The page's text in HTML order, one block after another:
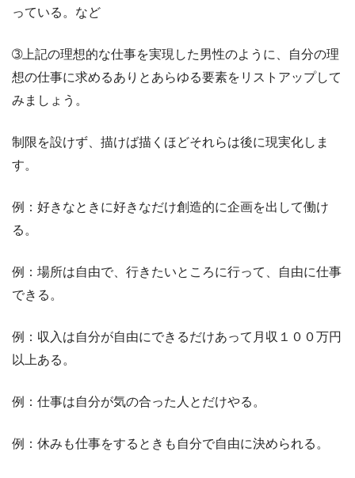
っている。など
➂上記の理想的な仕事を実現した男性のように、自分の理
想の仕事に求めるありとあらゆる要素をリストアップして
みましょう。
制限を設けず、描けば描くほどそれらは後に現実化しま
す。
例：好きなときに好きなだけ創造的に企画を出して働け
る。
例：場所は自由で、行きたいところに行って、自由に仕事
できる。
例：収入は自分が自由にできるだけあって月収１００万円
以上ある。
例：仕事は自分が気の合った人とだけやる。
例：休みも仕事をするときも自分で自由に決められる。